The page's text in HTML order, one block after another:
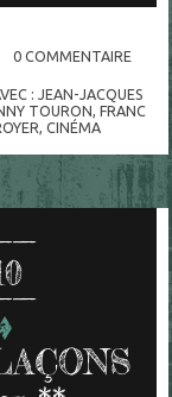
0 COMMENTAIRE
: JEAN-JACQUES
TOURON, FRANC
,CINÉMA